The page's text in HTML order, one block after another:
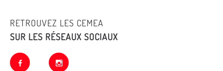
RETROUVEZ LES CEMEA
SUR LES RÉSEAUX SOCIAUX
facebook instagram